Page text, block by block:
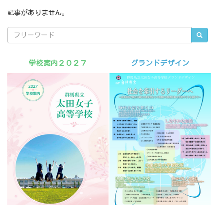
記事がありません。
学校案内２０２７ グランドデザイン